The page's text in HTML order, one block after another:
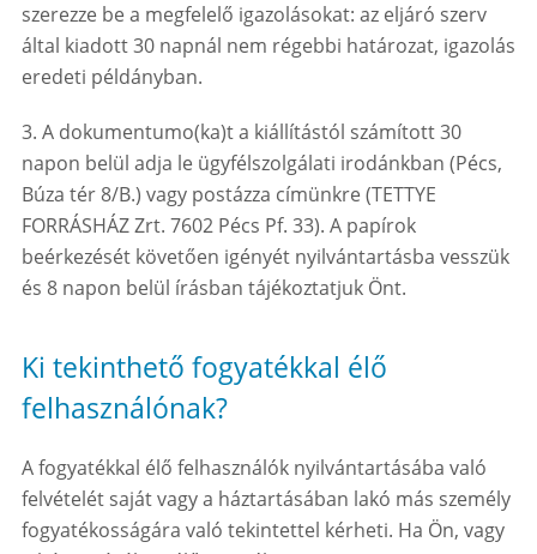
szerezze be a megfelelő igazolásokat: az eljáró szerv
által kiadott 30 napnál nem régebbi határozat, igazolás
eredeti példányban.
3. A dokumentumo(ka)t a kiállítástól számított 30
napon belül adja le ügyfélszolgálati irodánkban (Pécs,
Búza tér 8/B.) vagy postázza címünkre (TETTYE
FORRÁSHÁZ Zrt. 7602 Pécs Pf. 33). A papírok
beérkezését követően igényét nyilvántartásba vesszük
és 8 napon belül írásban tájékoztatjuk Önt.
Ki tekinthető fogyatékkal élő
felhasználónak?
A fogyatékkal élő felhasználók nyilvántartásába való
felvételét saját vagy a háztartásában lakó más személy
fogyatékosságára való tekintettel kérheti. Ha Ön, vagy